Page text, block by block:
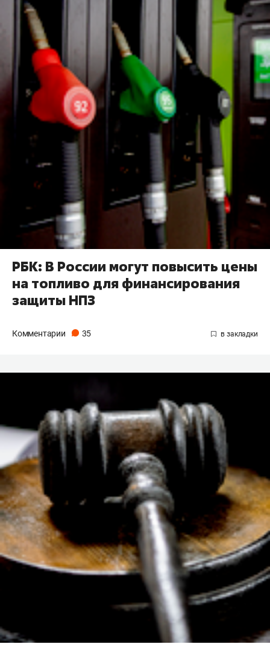
РБК: В России могут повысить цены
на топливо для финансирования
защиты НПЗ
Комментарии 35